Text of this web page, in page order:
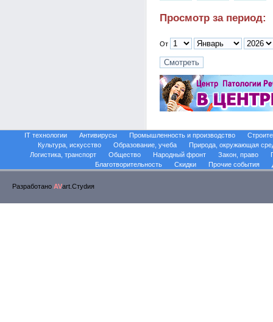
Просмотр за период:
От
IT технологии Антивирусы Промышленность и производство
Культура, искусство
Образование, учеба
Природа, окружающая
Логистика, транспорт
Общество Народный фронт Закон, право
Благотворительность
Скидки Прочие события
Разработано AVart.Стуdия